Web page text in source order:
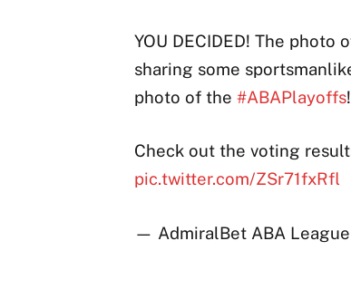
YOU DECIDED! The photo
sharing some
photo of the #ABAPlayoffs!
Check out the voting
pic.twitter.com/ZSr71fxRfl
— AdmiralBet ABA League